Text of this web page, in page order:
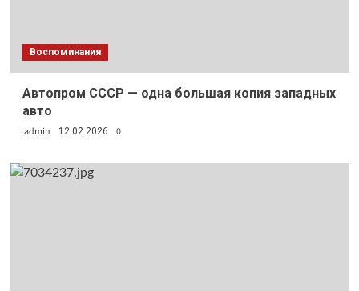
Воспоминания
Автопром СССР — одна большая копия западных
авто
admin 12.02.2026 0